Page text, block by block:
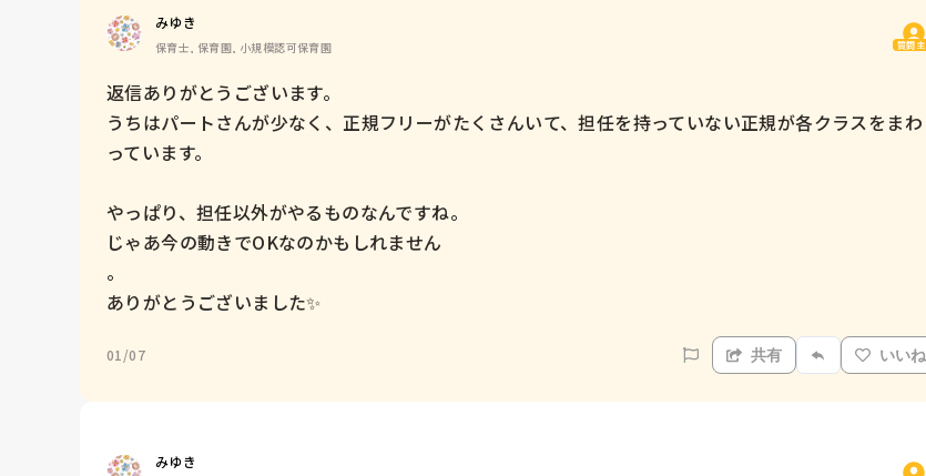
みゆき
保育士, 保育園, 小規模認可保育園 質問主
返信ありがとうございます。
うちはパートさんが少なく、正規フリーがたくさんいて、担任を持っていない正規が各クラスをまわ
っています。
やっぱり、担任以外がやるものなんですね。
じゃあ今の動きでOKなのかもしれません
。
ありがとうございました✨
01/07 共有 いいね
みゆき